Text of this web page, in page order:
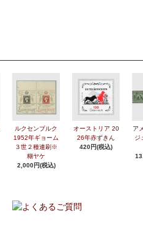
ルクセンブルク
1952年ギョーム
３世２種連刷※
糊ヤケ
2,000円(税込)
オーストリア 20
26年赤ずきん
420円(税込)
ア
ジ